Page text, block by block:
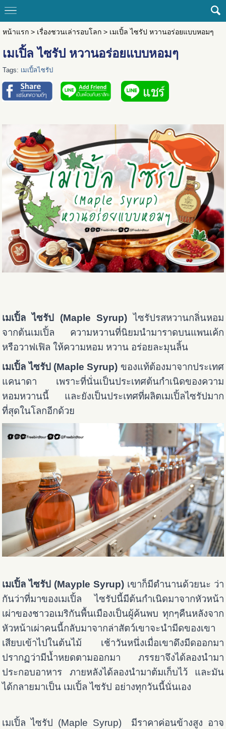
หน้าแรก> เรื่องชวนเล่ารอบโลก> เมเปิ้ล ไซรัป หวานอร่อยแบบหอมๆ
เมเปิ้ล ไซรัป หวานอร่อยแบบหอมๆ
Tags: เมเปิ้ลไซรัป
เมเปิ้ล ไซรัป (Maple Syrup) ไซรัปรสหวานกลิ่นหอม
จากต้นเมเปิ้ล ความหวานที่นิยมนำมาราดบนแพนเค้ก
หรือวาฟเฟิล ให้ความหอม หวาน อร่อยละมุนลิ้น
เมเปิ้ล ไซรัป (Maple Syrup) ของแท้ต้องมาจากประเทศ
แคนาดา เพราะที่นั่นเป็นประเทศต้นกำเนิดของความ
หอมหวานนี้ และยังเป็นประเทศที่ผลิตเมเปิ้ลไซรัปมาก
ที่สุดในโลกอีกด้วย
เมเปิ้ล ไซรัป (Mayple Syrup)เขาก็มีตำนานด้วยนะ ว่า
กันว่าที่มาของเมเปิ้ล ไซรัปนี้มีต้นกำเนิดมาจากหัวหน้า
เผ่าของชาวอเมริกันพื้นเมืองเป็นผู้ค้นพบ ทุกๆคืนหลังจาก
หัวหน้าเผ่าคนนี้กลับมาจากล่าสัตว์เขาจะนำมีดของเขา
เสียบเข้าไปในต้นไม้ เช้าวันหนึ่งเมื่อเขาดึงมีดออกมา
ปรากฏว่ามีน้ำหยดตามออกมา ภรรยาจึงได้ลองนำมา
ประกอบอาหาร ภายหลังได้ลองนำมาต้มเก็บไว้ และมัน
ได้กลายมาเป็น เมเปิ้ล ไซรัป อย่างทุกวันนี้นั่นเอง
เมเปิ้ล ไซรัป (Maple Syrup) มีราคาค่อนข้างสูง อาจ